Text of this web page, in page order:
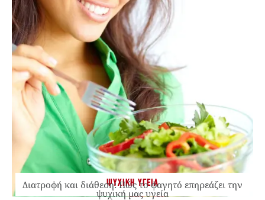
ΨΥΧΙΚΗ ΥΓΕΙΑ
Διατροφή και διάθεση: Πώς το φαγητό επηρεάζει την
ψυχική μας υγεία